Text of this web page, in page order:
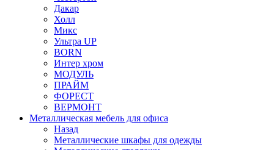
Дакар
Холл
Микс
Ультра UP
BORN
Интер хром
МОДУЛЬ
ПРАЙМ
ФОРЕСТ
ВЕРМОНТ
Металлическая мебель для офиса
Назад
Металлические шкафы для одежды